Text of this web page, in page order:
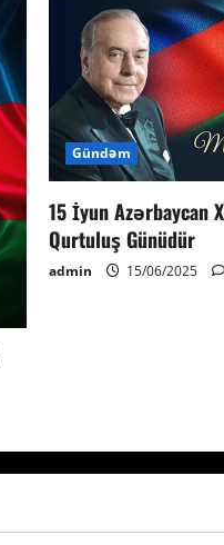
Gündəm
15 İyun Azərbaycan
Qurtuluş Günüdür
admin 15/06/2025